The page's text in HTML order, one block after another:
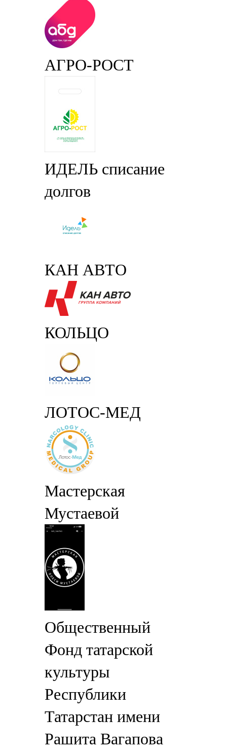
АГРО-РОСТ
ИДЕЛЬ списание
долгов
КАН АВТО
КОЛЬЦО
ЛОТОС-МЕД
Мастерская
Мустаевой
Общественный
Фонд татарской
культуры
Республики
Татарстан имени
Рашита Вагапова